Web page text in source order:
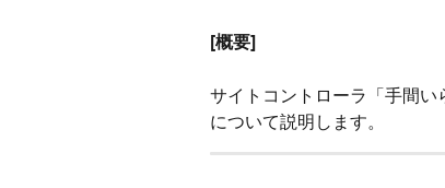
[概要]
サイトコントローラ「手間
について説明します。